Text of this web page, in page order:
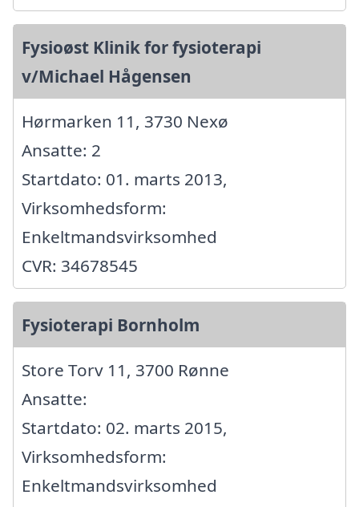
Fysioøst Klinik for fysioterapi
v/Michael Hågensen
Hørmarken 11, 3730 Nexø
Ansatte: 2
Startdato: 01. marts 2013,
Virksomhedsform:
Enkeltmandsvirksomhed
CVR: 34678545
Fysioterapi Bornholm
Store Torv 11, 3700 Rønne
Ansatte:
Startdato: 02. marts 2015,
Virksomhedsform:
Enkeltmandsvirksomhed